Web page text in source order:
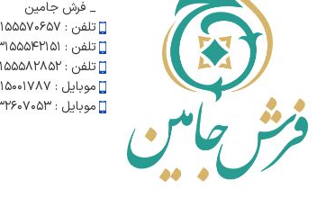
_ فرش جامین
تلفن : ۰۳۱۵۵۵۷۰۶۵۷
تلفن : 03155542151
تلفن : 03155582852
موبایل : ۰۹۲۱۵۰۰۱۷۸۷
موبایل : 09132607053